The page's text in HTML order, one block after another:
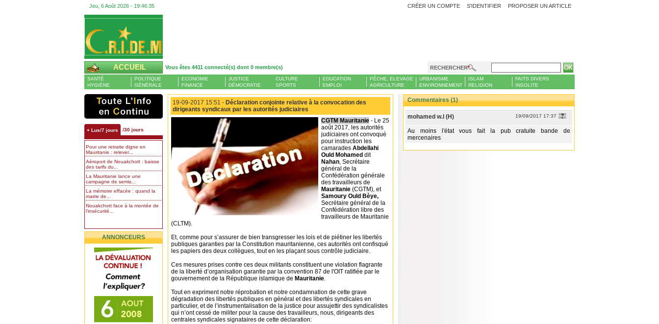
Jeu, 6 Août 2026 - 19:46:36 PROPOSER UN ARTICLE
CRÉER UN COMPTE S'IDENTIFIER
ACCUEIL Vous êtes 4411 connecté(s) dont 0 membre(s) RECHERCHER
SANTÉ
HYGIÈNE
POLITIQUE
GÉNÉRALE
ECONOMIE
FINANCE
JUSTICE
DÉMOCRATIE
CULTURE
SPORTS
EDUCATION
EMPLOI
PÊCHE, ELEVAGE
AGRICULTURE
URBANISME
ENVIRONNEMENT
ISLAM
RELIGION
FAITS DIVERS
INSOLITE
+ Lus/7 jours /30 jours
Pour une retraite digne en
Mauritanie : relever...
Aéroport de Nouakchott : baisse
des tarifs du...
La Mauritanie lance une
campagne de semis...
La mémoire effacée : quand la
mairie de...
Nouakchott face à la montée de
l’insécurité...
ANNONCEURS
19-09-2017 15:51 - Déclaration conjointe relative à la convocation des
dirigeants syndicaux par les autorités judiciaires
CGTM Mauritanie - Le 25
août 2017, les autorités
judiciaires ont convoqué
pour instruction les
camarades Abdellahi
Ould Mohamed dit
Nahan, Secrétaire
général de la
Confédération générale
des travailleurs de
Mauritanie (CGTM), et
Samoury Ould Bèye,
Secrétaire général de la
Confédération libre des
travailleurs de Mauritanie
(CLTM).
Et, comme pour s’assurer de bien transgresser les lois et de piétiner les libertés
publiques garanties par la Constitution mauritanienne, ces autorités ont confisqué
les papiers des deux collègues, tout en les plaçant sous contrôle judiciaire.
Ces mesures prises contre ces deux militants constituent une violation flagrante
de la liberté d’organisation garantie par la convention 87 de l'OIT ratifiée par le
gouvernement de la République islamique de Mauritanie.
Tout en expriment notre réprobation et notre condamnation de cette grave
dégradation des libertés publiques en général et des libertés syndicales en
particulier, et de l’instrumentalisation de la justice pour assujettir des syndicalistes
qui n’ont cessé de militer pour la cause des travailleurs, nous, dirigeants des
centrales syndicales signataires de cette déclaration:
Commentaires (1)
mohamed w.l (H) 19/09/2017 17:37
Au moins l'état vous fait la pub cratuite bande de
mercenaires